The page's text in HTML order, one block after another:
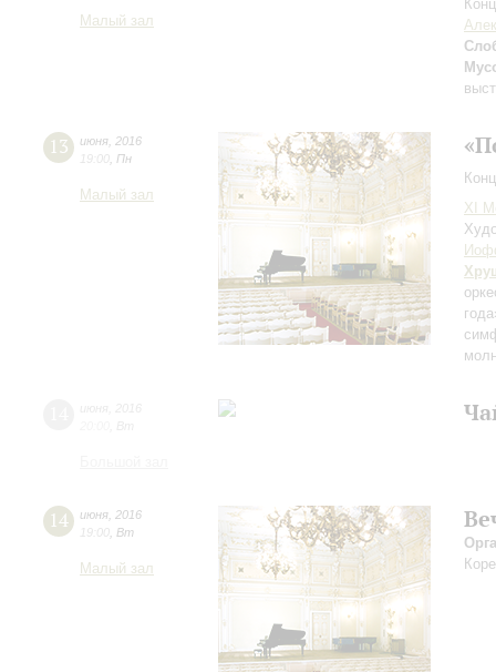
Малый зал
13 июня 2016
19:00 Пн
Малый зал
XI
14 июня 2016
19:00 Вт
Малый зал